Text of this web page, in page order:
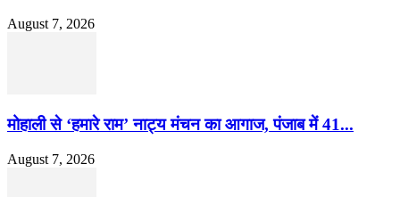
August 7, 2026
मोहाली से ‘हमारे राम’ नाट्य मंचन का आगाज, पंजाब में 41...
August 7, 2026